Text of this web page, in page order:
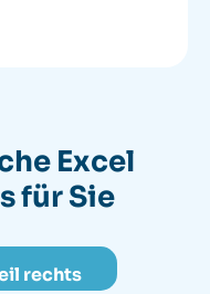
Excel
für Sie